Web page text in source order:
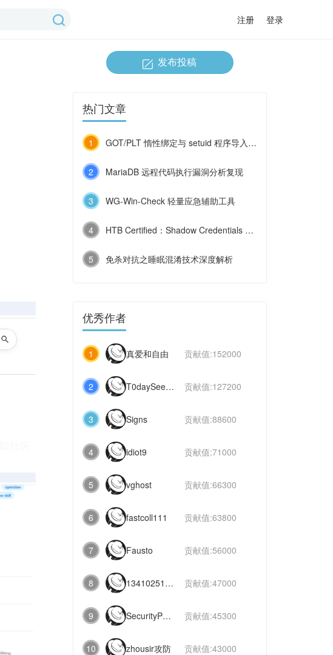
注册 登录
发布投稿
热门文章
1 GOT/PLT 惰性绑定与 setuid 程序导入函数劫持
2 MariaDB 远程代码执行漏洞分析复现
3 WG-Win-Check 轻量应急辅助工具
4 HTB Certified：Shadow Credentials 与 ESC9 的连环利用
5 免杀对抗之睡眠混淆技术深度解析
优秀作者
1 真爱和自由 贡献值:152000
2 T0daySeeker 贡献值:127200
3 Signs 贡献值:88600
4 idiot9 贡献值:71000
5 vghost 贡献值:66300
6 fastcoll111 贡献值:63800
7 Fausto 贡献值:56000
8 1341025112991831 贡献值:47000
9 SecurityPaper 贡献值:45300
10 zhousir攻防 贡献值:43000